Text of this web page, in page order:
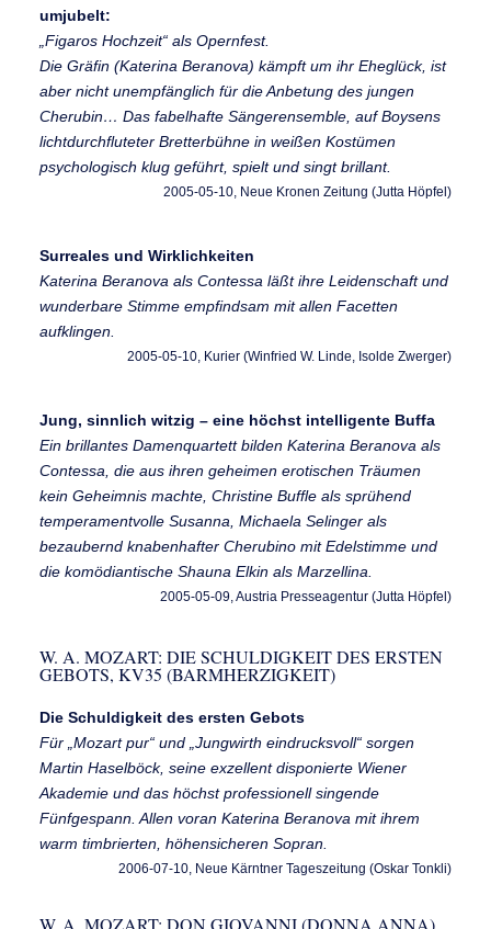
umjubelt:
„Figaros Hochzeit“ als Opernfest.
Die Gräfin (Katerina Beranova) kämpft um ihr Eheglück, ist
aber nicht unempfänglich für die Anbetung des jungen
Cherubin… Das fabelhafte Sängerensemble, auf Boysens
lichtdurchfluteter Bretterbühne in weißen Kostümen
psychologisch klug geführt, spielt und singt brillant.
2005-05-10, Neue Kronen Zeitung (Jutta Höpfel)
Surreales und Wirklichkeiten
Katerina Beranova als Contessa läßt ihre Leidenschaft und
wunderbare Stimme empfindsam mit allen Facetten
aufklingen.
2005-05-10, Kurier (Winfried W. Linde, Isolde Zwerger)
Jung, sinnlich witzig – eine höchst intelligente Buffa
Ein brillantes Damenquartett bilden Katerina Beranova als
Contessa, die aus ihren geheimen erotischen Träumen
kein Geheimnis machte, Christine Buffle als sprühend
temperamentvolle Susanna, Michaela Selinger als
bezaubernd knabenhafter Cherubino mit Edelstimme und
die komödiantische Shauna Elkin als Marzellina.
2005-05-09, Austria Presseagentur (Jutta Höpfel)
W. A. MOZART: DIE SCHULDIGKEIT DES ERSTEN
GEBOTS, KV35 (BARMHERZIGKEIT)
Die Schuldigkeit des ersten Gebots
Für „Mozart pur“ und „Jungwirth eindrucksvoll“ sorgen
Martin Haselböck, seine exzellent disponierte Wiener
Akademie und das höchst professionell singende
Fünfgespann. Allen voran Katerina Beranova mit ihrem
warm timbrierten, höhensicheren Sopran.
2006-07-10, Neue Kärntner Tageszeitung (Oskar Tonkli)
W. A. MOZART: DON GIOVANNI (DONNA ANNA)